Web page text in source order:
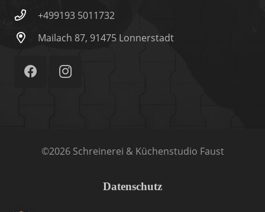
+499193 5011732
Mailach 87, 91475 Lonnerstadt
©2026 Schreinerei & Küchenstudio Faust
Datenschutz